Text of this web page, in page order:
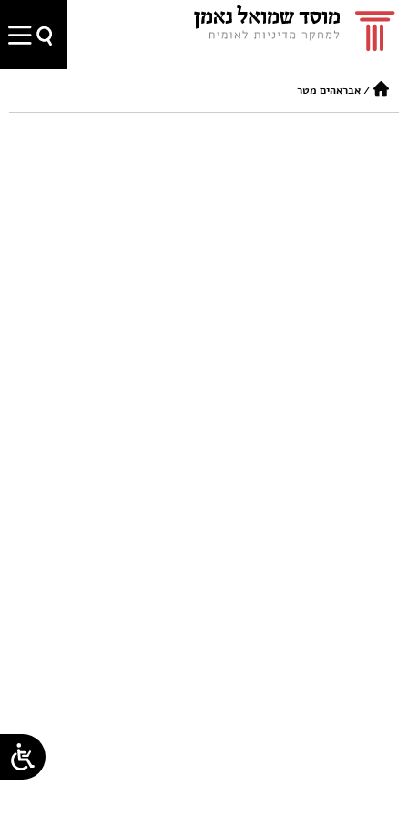
/אבראהים מטר